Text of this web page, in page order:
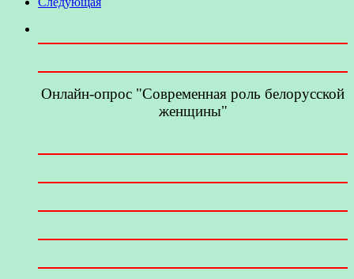
Онлайн-опрос "Современная роль белорусской
женщины"